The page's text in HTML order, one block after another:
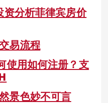
分析菲律宾房价
易流程
使用如何注册？支
景色妙不可言